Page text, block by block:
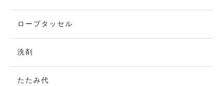
ロープタッセル
洗剤
たたみ代